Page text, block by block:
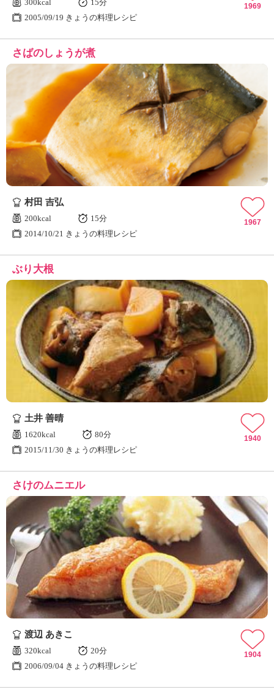
300kcal
15分
2005/09/19 きょうの料理レシピ
1969
さばのしょうが煮
村田 吉弘
200kcal
15分
2014/10/21 きょうの料理レシピ
1967
ぶり大根
土井 善晴
1620kcal
80分
2015/11/30 きょうの料理レシピ
1940
さけのムニエル
渡辺 あきこ
320kcal
20分
2006/09/04 きょうの料理レシピ
1904